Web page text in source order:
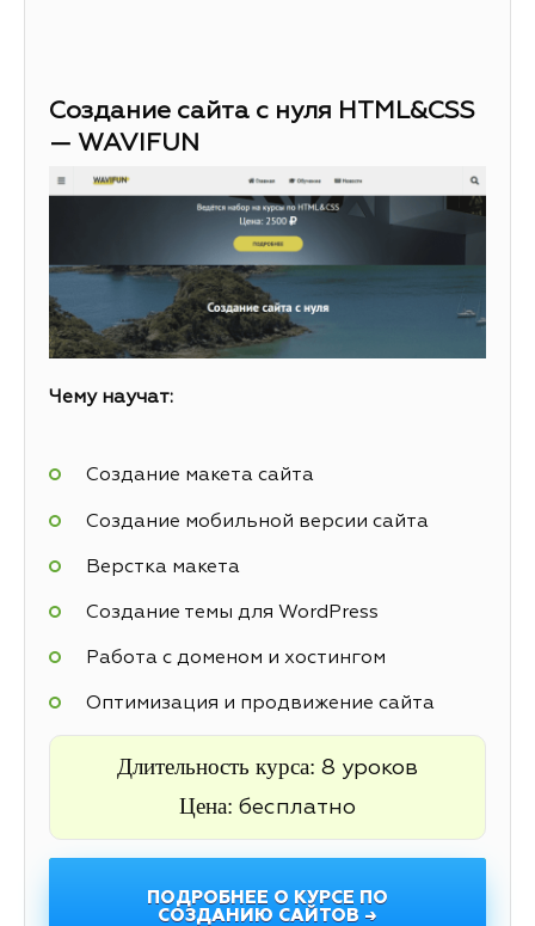
Создание сайта с нуля HTML&CSS
— WAVIFUN
Чему научат:
Создание макета сайта
Создание мобильной версии сайта
Верстка макета
Создание темы для WordPress
Работа с доменом и хостингом
Оптимизация и продвижение сайта
Длительность курса: 8 уроков
Цена: бесплатно
ПОДРОБНЕЕ О КУРСЕ ПО
СОЗДАНИЮ САЙТОВ →